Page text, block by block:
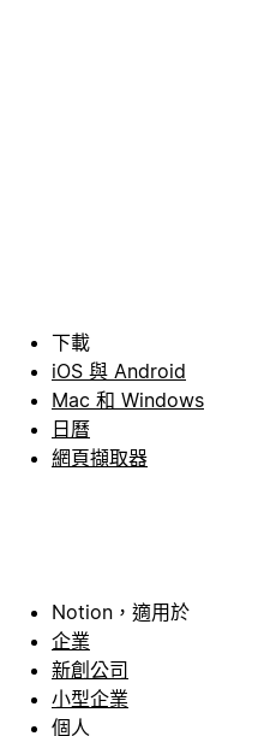
下載
iOS 與 Android
Mac 和 Windows
日曆
網頁擷取器
Notion，適用於
企業
新創公司
小型企業
個人